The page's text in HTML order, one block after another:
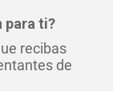
para ti?
recibas
de